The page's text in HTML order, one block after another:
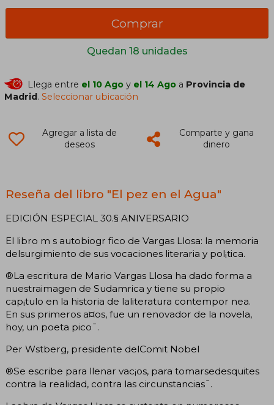
Quedan 18 unidades
Comprar
Llega entre el 10 Ago y el 14 Ago a Provincia de
Madrid.Seleccionar ubicación
Agregar a lista de
deseos
Comparte y gana
dinero
Reseña del libro "El pez en el Agua"
EDICIÓN ESPECIAL 30.§ ANIVERSARIO
El libro m s autobiogr fico de Vargas Llosa: la memoria
delsurgimiento de sus vocaciones literaria y pol¡tica.
®La escritura de Mario Vargas Llosa ha dado forma a
nuestraimagen de Sudamrica y tiene su propio
cap¡tulo en la historia de laliteratura contempor nea.
En sus primeros a¤os, fue un renovador de la novela,
hoy, un poeta pico¯.
Per Wstberg, presidente delComit Nobel
®Se escribe para llenar vac¡os, para tomarsedesquites
contra la realidad, contra las circunstancias¯.